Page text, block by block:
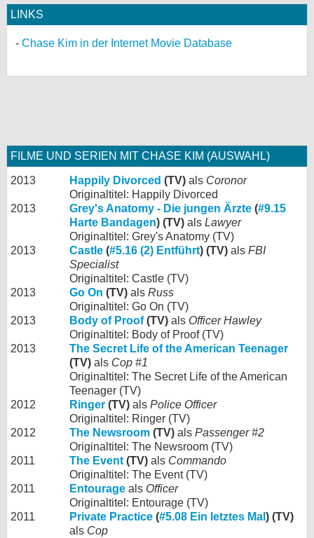
LINKS
Chase Kim in der Internet Movie Database
FILME UND SERIEN MIT CHASE KIM (AUSWAHL)
2013 Happily Divorced (TV) als Coronor
Originaltitel: Happily Divorced
2013
Grey's Anatomy - Die jungen Ärzte (#9.15
Harte Bandagen) (TV) als Lawyer
Originaltitel: Grey's Anatomy (TV)
2013
Castle (#5.16 (2) Entführt) (TV) als FBI
Specialist
Originaltitel: Castle (TV)
2013
Go On (TV) als Russ
Originaltitel: Go On (TV)
2013
Body of Proof(TV) als Officer Hawley
Originaltitel: Body of Proof (TV)
2013
The Secret Life of the American Teenager
(TV) als Cop #1
Originaltitel: The Secret Life of the American
Teenager (TV)
2012
Ringer (TV) als Police Officer
Originaltitel: Ringer (TV)
2012
The Newsroom (TV) als Passenger #2
Originaltitel: The Newsroom (TV)
2011
The Event (TV) als Commando
Originaltitel: The Event (TV)
2011
Entourage als Officer
Originaltitel: Entourage (TV)
2011
Private Practice (#5.08 Ein letztes Mal ) (TV)
als Cop